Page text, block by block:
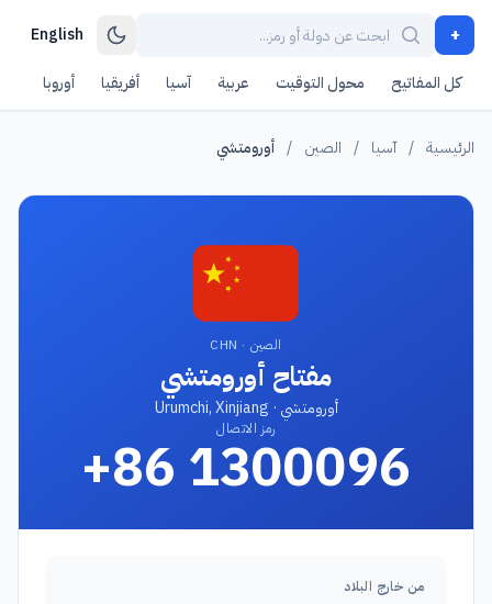
+
English
كل المفاتيح محول التوقيت عربية آسيا أفريقيا أوروبا
الرئيسية / آسيا / الصين / أورومتشي
الصين · CHN
مفتاح أورومتشي
أورومتشي · Urumchi, Xinjiang
رمز الاتصال
+86 1300096
من خارج البلاد